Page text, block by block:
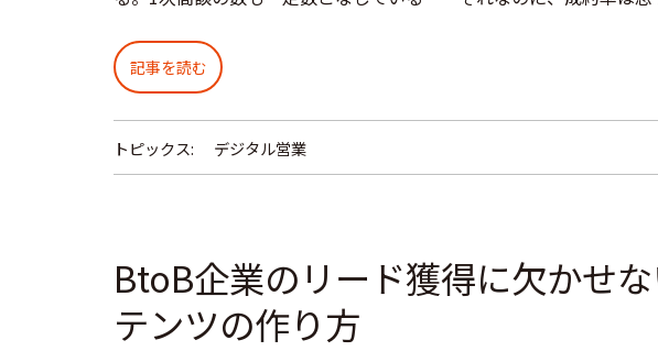
記事を読む
トピックス: デジタル営業
BtoB企業のリード獲得に欠かせ
テンツの作り方